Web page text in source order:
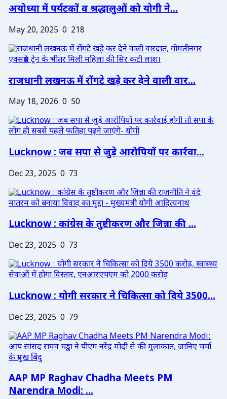
अयोध्या में पर्यटकों व श्रद्धालुओं को योगी ने...
May 20, 2025 0 218
राजधानी लखनऊ में रोंगटे खड़े कर देने वाली वार...
May 18, 2026 0 50
Lucknow : जब सपा से जुड़े आरोपियों पर कार्रवा...
Dec 23, 2025 0 73
Lucknow : कांग्रेस के तुष्टीकरण और जिन्ना की ...
Dec 23, 2025 0 73
Lucknow : योगी सरकार ने चिकित्सा को दिये 3500...
Dec 23, 2025 0 79
AAP MP Raghav Chadha Meets PM
Narendra Modi: ...